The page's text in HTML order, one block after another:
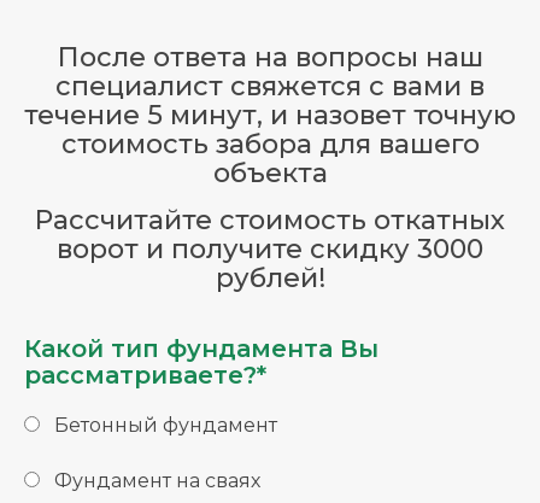
После ответа на вопросы наш
специалист свяжется с вами в
течение 5 минут, и назовет точную
стоимость забора для вашего
объекта
Рассчитайте стоимость откатных
ворот и получите скидку 3000
рублей!
Какой тип фундамента Вы
рассматриваете?*
Бетонный фундамент
Фундамент на сваях